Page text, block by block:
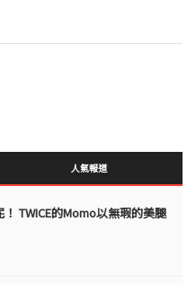
人氣報道
TWICE的Momo以無瑕的美腿